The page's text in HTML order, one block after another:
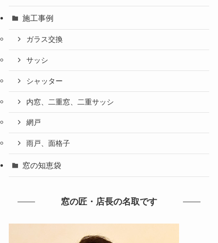
施工事例
ガラス交換
サッシ
シャッター
内窓、二重窓、二重サッシ
網戸
雨戸、面格子
窓の知恵袋
窓の匠・店長の名取です